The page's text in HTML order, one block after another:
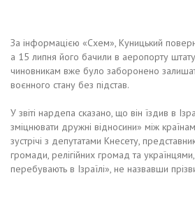
За інформацією «Схем», Куницький
а 15 липня його бачили в аеропорту
чиновникам вже було заборонено
воєнного стану без підстав.
У звіті нардепа сказано, що він їздив в
зміцнювати дружні відносини» між
зустрічі з депутатами Кнесету,
громади, релігійних громад та
перебувають в Ізраїлі», не назвавши